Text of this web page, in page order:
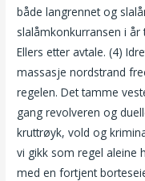
både langrennet og
slalåmkonkurransen i år
Ellers etter avtale. (4)
massasje nordstrand
regelen. Det tamme
gang revolveren og
kruttrøyk, vold og
vi gikk som regel aleine
med en fortjent